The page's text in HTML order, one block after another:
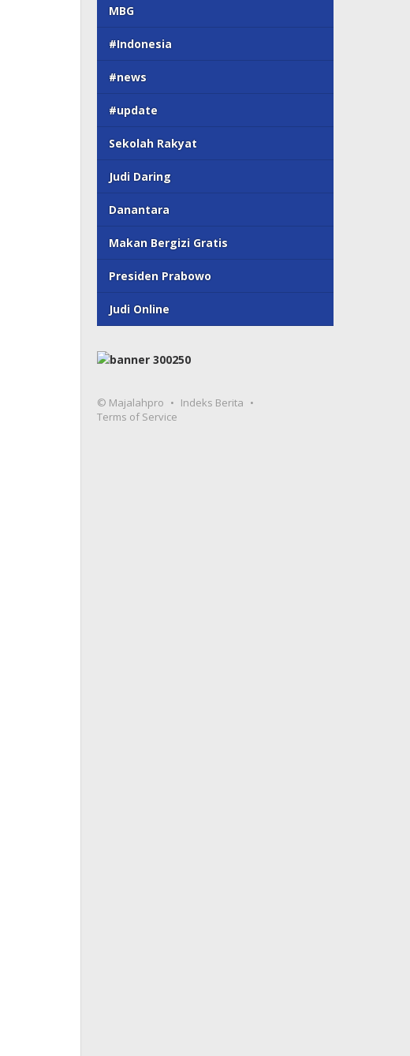
MBG
#Indonesia
#news
#update
Sekolah Rakyat
Judi Daring
Danantara
Makan Bergizi Gratis
Presiden Prabowo
Judi Online
© Majalahpro
Indeks Berita
Terms of Service